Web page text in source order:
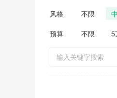
风格 不限
预算 不限 5